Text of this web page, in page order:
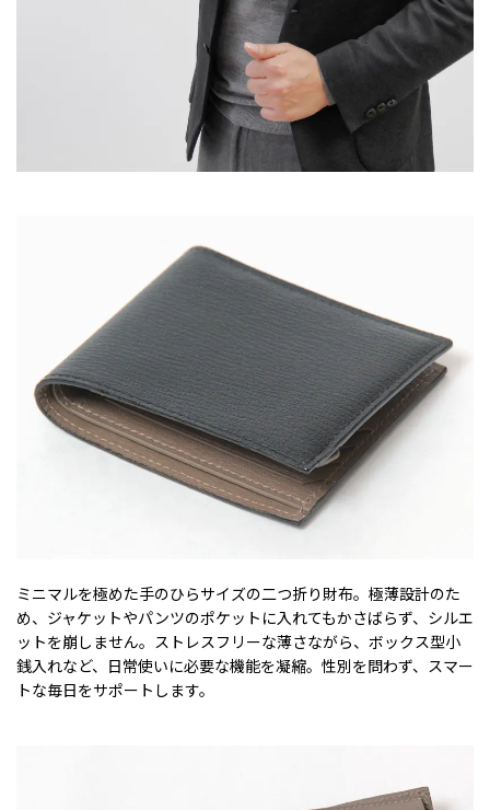
ミニマルを極めた手のひらサイズの二つ折り財布。極薄設計のた
め、ジャケットやパンツのポケットに入れてもかさばらず、シルエ
ットを崩しません。ストレスフリーな薄さながら、ボックス型小
銭入れなど、日常使いに必要な機能を凝縮。性別を問わず、スマー
トな毎日をサポートします。